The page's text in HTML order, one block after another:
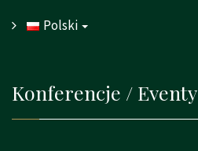
Polski
Konferencje / Eventy